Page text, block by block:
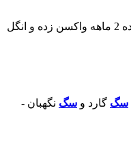
نر و ماده 2 ماهه واکسن زده و انگل
سگ گارد و سگ نگهبان -